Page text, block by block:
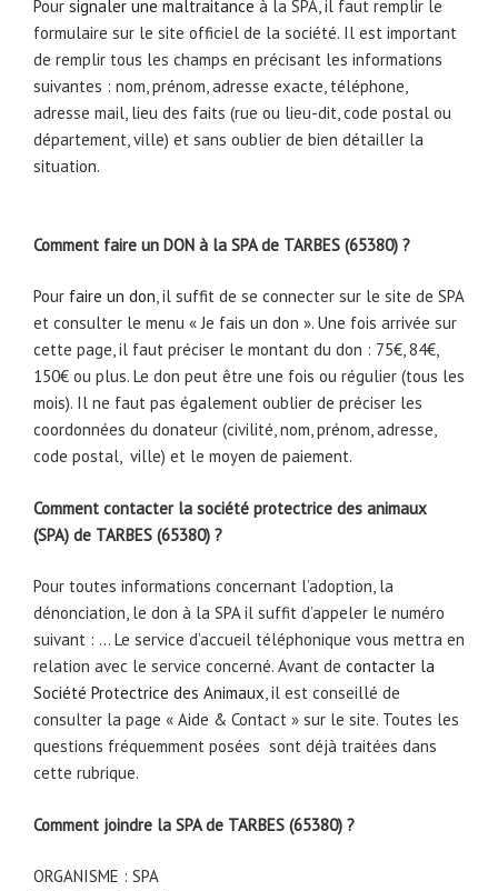
Pour signaler une maltraitance à la SPA, il faut remplir le
formulaire sur le site officiel de la société. Il est important
de remplir tous les champs en précisant les informations
suivantes : nom, prénom, adresse exacte, téléphone,
adresse mail, lieu des faits (rue ou lieu-dit, code postal ou
département, ville) et sans oublier de bien détailler la
situation.
Comment faire un DON à la SPA de TARBES (65380) ?
Pour faire un don, il suffit de se connecter sur le site de SPA
et consulter le menu « Je fais un don ». Une fois arrivée sur
cette page, il faut préciser le montant du don : 75€, 84€,
150€ ou plus. Le don peut être une fois ou régulier (tous les
mois). Il ne faut pas également oublier de préciser les
coordonnées du donateur (civilité, nom, prénom, adresse,
code postal, ville) et le moyen de paiement.
Comment contacter la société protectrice des animaux
(SPA) de TARBES (65380) ?
Pour toutes informations concernant l’adoption, la
dénonciation, le don à la SPA il suffit d’appeler le numéro
suivant : … Le service d’accueil téléphonique vous mettra en
relation avec le service concerné. Avant de contacter la
Société Protectrice des Animaux, il est conseillé de
consulter la page « Aide & Contact » sur le site. Toutes les
questions fréquemment posées sont déjà traitées dans
cette rubrique.
Comment joindre la SPA de TARBES (65380) ?
ORGANISME : SPA